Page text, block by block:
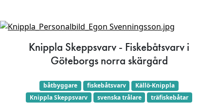
Knippla Skeppsvarv - Fiskebåtsvarv i
Göteborgs norra skärgård
båtbyggare fiskebåtsvarv
Källö-Knippla
Knippla Skeppsvarv
svenska trålare
träfiskebåtar